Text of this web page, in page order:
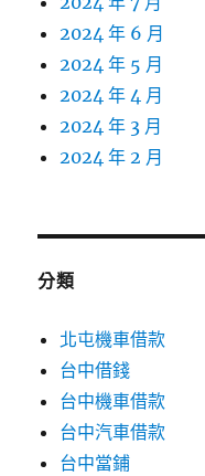
2024 年 6 月
2024 年 5 月
2024 年 4 月
2024 年 3 月
2024 年 2 月
分類
北屯機車借款
台中借錢
台中機車借款
台中汽車借款
台中當鋪